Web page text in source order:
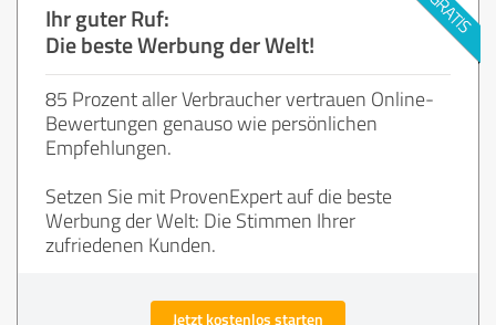
Ihr guter Ruf:
Die beste Werbung der Welt!
85 Prozent aller Verbraucher vertrauen Online-
Bewertungen genauso wie persönlichen
Empfehlungen.
Setzen Sie mit ProvenExpert auf die beste
Werbung der Welt: Die Stimmen Ihrer
zufriedenen Kunden.
Jetzt kostenlos starten